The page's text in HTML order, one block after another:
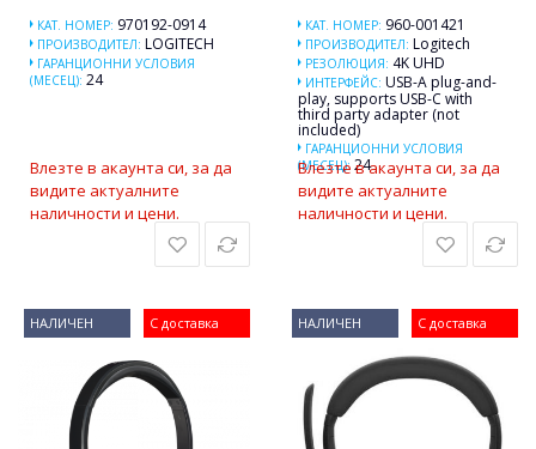
КАТ. НОМЕР: 970192-0914
ПРОИЗВОДИТЕЛ: LOGITECH
ГАРАНЦИОННИ УСЛОВИЯ
(МЕСЕЦ): 24
Влезте в акаунта си, за да
видите актуалните
наличности и цени.
КАТ. НОМЕР: 960-001421
ПРОИЗВОДИТЕЛ: Logitech
РЕЗОЛЮЦИЯ: 4K UHD
ИНТЕРФЕЙС: USB-A plug-and-
play, supports USB-C with
third party adapter (not
included)
ГАРАНЦИОННИ УСЛОВИЯ
(МЕСЕЦ): 24
Влезте в акаунта си, за да
видите актуалните
наличности и цени.
С доставка
НАЛИЧЕН С доставка
НАЛИЧЕН